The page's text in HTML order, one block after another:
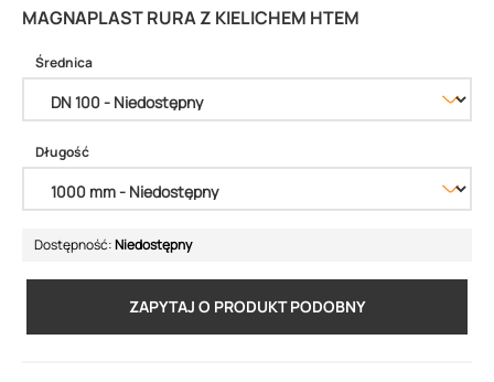
MAGNAPLAST RURA Z KIELICHEM HTEM
Średnica
Długość
Dostępność:Niedostępny
ZAPYTAJ O PRODUKT PODOBNY